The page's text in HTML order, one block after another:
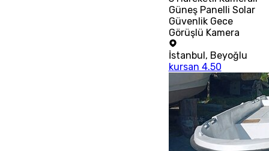
Güneş Panelli Solar
Güvenlik Gece
Görüşlü Kamera
İstanbul, Beyoğlu
kursan 4.50